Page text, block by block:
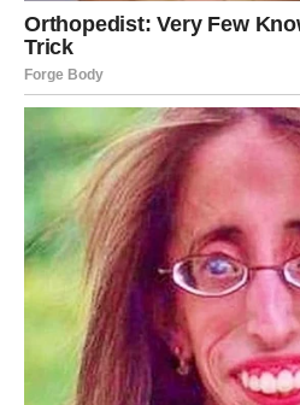
A kada Lav shvati da mu niko
tada postaje najprivlačniji.
VAŠA
KRALJEVSKA
Danas možda neće biti velike
neće biti poruke koju ste
imate jeste osećaj da ste
potvrdu.
Vi više ne želite nekoga ko vas